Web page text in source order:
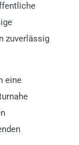
zuverlässig
eine